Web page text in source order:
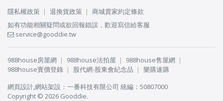
隱私權政策 退換貨政策
商城賣家約定條款
如有功能相關疑問或欲回報錯誤，歡迎寫信給客服
service@gooddie.tw
988house房屋網 988house法拍屋
988house售屋網
988house實價登錄
股代網-股東會紀念品
樂購速購
網頁設計,網站架設 ： 一番科技有限公司 統編：50807000
Copyright © 2026 Gooddie.